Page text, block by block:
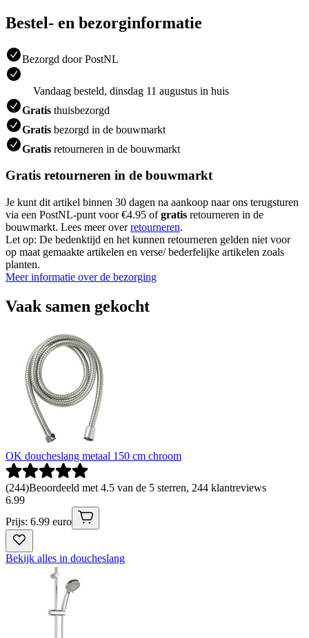
Bestel- en bezorginformatie
Bezorgd door PostNL
Vandaag besteld, dinsdag 11 augustus in huis
Gratis thuisbezorgd
Gratis bezorgd in de bouwmarkt
Gratis retourneren in de bouwmarkt
Gratis retourneren in de bouwmarkt
Je kunt dit artikel binnen 30 dagen na aankoop naar ons terugsturen
via een PostNL-punt voor €4.95 ofgratis retourneren in de
bouwmarkt. Lees meer overretourneren.
Let op: De bedenktijd en het kunnen retourneren gelden niet voor
op maat gemaakte artikelen en verse/ bederfelijke artikelen zoals
planten.
Meer informatie over de bezorging
Vaak samen gekocht
OK doucheslang metaal 150 cm chroom
(244)Beoordeeld met 4.5 van de 5 sterren, 244 klantreviews
6.99
Prijs: 6.99 euro
Bekijk alles in doucheslang